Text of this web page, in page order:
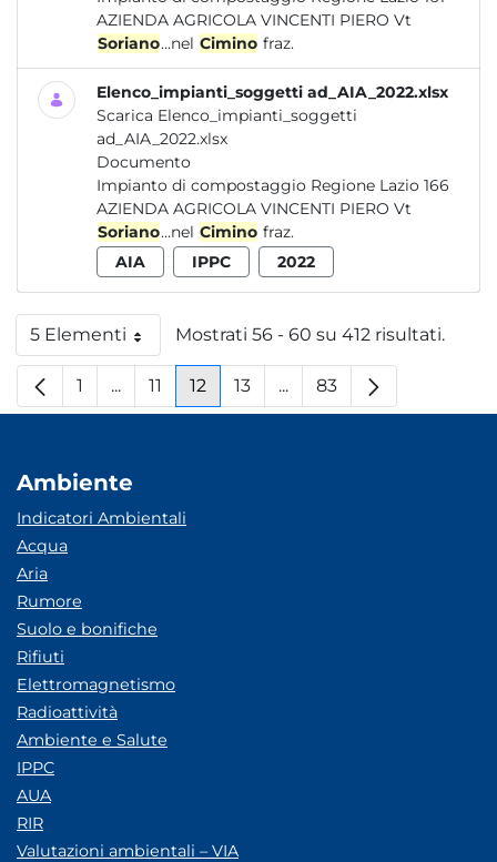
AZIENDA AGRICOLA VINCENTI PIERO Vt
Soriano...nel Cimino fraz.
Elenco_impianti_soggetti ad_AIA_2022.xlsx
Scarica Elenco_impianti_soggetti
ad_AIA_2022.xlsx
Documento
Impianto di compostaggio Regione Lazio 166
AZIENDA AGRICOLA VINCENTI PIERO Vt
Soriano...nel Cimino fraz.
AIA
IPPC 2022
5 ElementiPer paginaMostrati 56 - 60 su 412 risultati.
Pagina
1 ...Pagine intermedie
Pagina
11 Pagina
12 Pagina
13 ...Pagine intermedie
Pagina
83
Ambiente
Indicatori Ambientali
Acqua
Aria
Rumore
Suolo e bonifiche
Rifiuti
Elettromagnetismo
Radioattività
Ambiente e Salute
IPPC
AUA
RIR
Valutazioni ambientali – VIA